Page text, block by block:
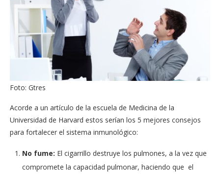
Foto: Gtres
Acorde a un artículo de la escuela de Medicina de la
Universidad de Harvard estos serían los 5 mejores consejos
para fortalecer el sistema inmunológico:
No fume: El cigarrillo destruye los pulmones, a la vez que
compromete la capacidad pulmonar, haciendo que el